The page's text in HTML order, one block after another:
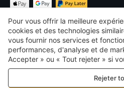
€ EUR
©2026
termes et
Pour vous offrir la meilleure
cookies et des technologies
vous fournir nos services et
performances, d'analyse et de
Accepter » ou « Tout rejeter » si
refuser tout. cookies à des fins de
de marketing. Pour plus deRejeter